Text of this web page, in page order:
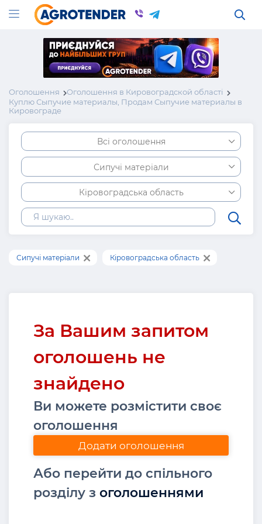
Оголошення
Оголошення в Кировоградской області
Куплю Сыпучие материалы, Продам Сыпучие материалы в
Кировограде
Всі оголошення
Сипучі матеріали
Кіровоградська область
Сипучі матеріали Кіровоградська область
За Вашим запитом
оголошень не
знайдено
Ви можете розмістити своє
оголошення
Додати оголошення
Або перейти до спільного
розділу з оголошеннями